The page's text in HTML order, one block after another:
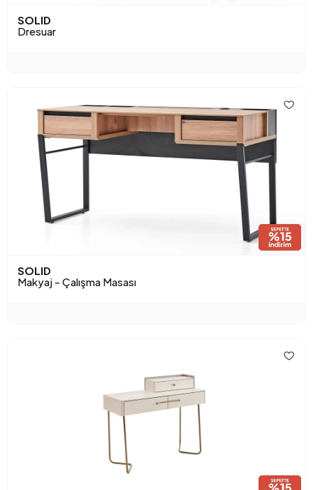
SOLID
Dresuar
SOLID
Makyaj - Çalışma Masası